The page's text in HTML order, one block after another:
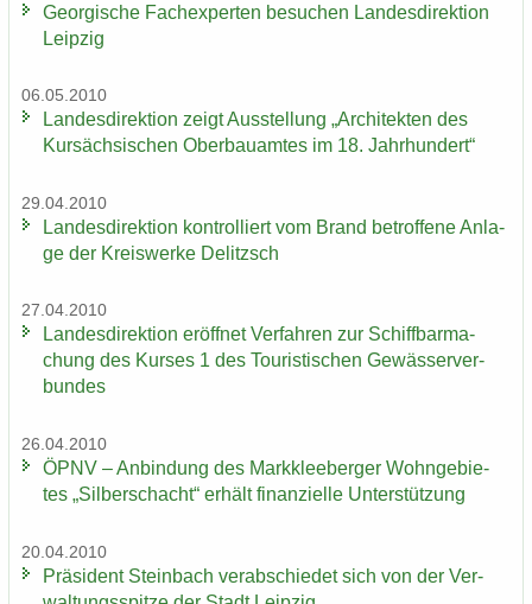
Ge­or­gi­sche Fach­ex­per­ten be­su­chen Lan­des­di­rek­ti­on
Leip­zig
06.05.2010
Lan­des­di­rek­ti­on zeigt Aus­stel­lung „Ar­chi­tek­ten des
Kur­säch­si­schen Ober­bau­am­tes im 18. Jahr­hun­dert“
29.04.2010
Lan­des­di­rek­ti­on kon­trol­liert vom Brand be­trof­fe­ne An­la­
ge der Kreis­wer­ke De­litzsch
27.04.2010
Lan­des­di­rek­ti­on er­öff­net Ver­fah­ren zur Schiff­bar­ma­
chung des Kur­ses 1 des Tou­ris­ti­schen Ge­wäs­ser­ver­
bun­des
26.04.2010
ÖPNV – An­bin­dung des Mark­klee­ber­ger Wohn­ge­bie­
tes „Sil­ber­schacht“ er­hält fi­nan­zi­el­le Un­ter­stüt­zung
20.04.2010
Prä­si­dent Stein­bach ver­ab­schie­det sich von der Ver­